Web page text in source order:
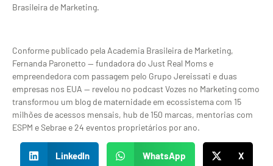
Brasileira de Marketing.
Conforme publicado pela Academia Brasileira de Marketing,
Fernanda Paronetto — fundadora do Just Real Moms e
empreendedora com passagem pelo Grupo Jereissati e duas
empresas nos EUA — revelou no podcast Vozes no Marketing como
transformou um blog de maternidade em ecossistema com 15
milhões de acessos mensais, hub de 150 marcas, mentorias com
ESPM e Sebrae e 24 eventos proprietários por ano.
LinkedIn WhatsApp X